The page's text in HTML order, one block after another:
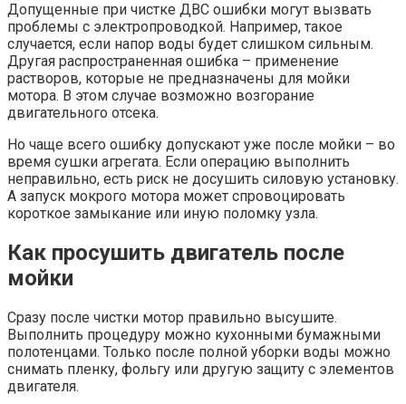
Допущенные при чистке ДВС ошибки могут вызвать
проблемы с электропроводкой. Например, такое
случается, если напор воды будет слишком сильным.
Другая распространенная ошибка – применение
растворов, которые не предназначены для мойки
мотора. В этом случае возможно возгорание
двигательного отсека.
Но чаще всего ошибку допускают уже после мойки – во
время сушки агрегата. Если операцию выполнить
неправильно, есть риск не досушить силовую установку.
А запуск мокрого мотора может спровоцировать
короткое замыкание или иную поломку узла.
Как просушить двигатель после
мойки
Сразу после чистки мотор правильно высушите.
Выполнить процедуру можно кухонными бумажными
полотенцами. Только после полной уборки воды можно
снимать пленку, фольгу или другую защиту с элементов
двигателя.